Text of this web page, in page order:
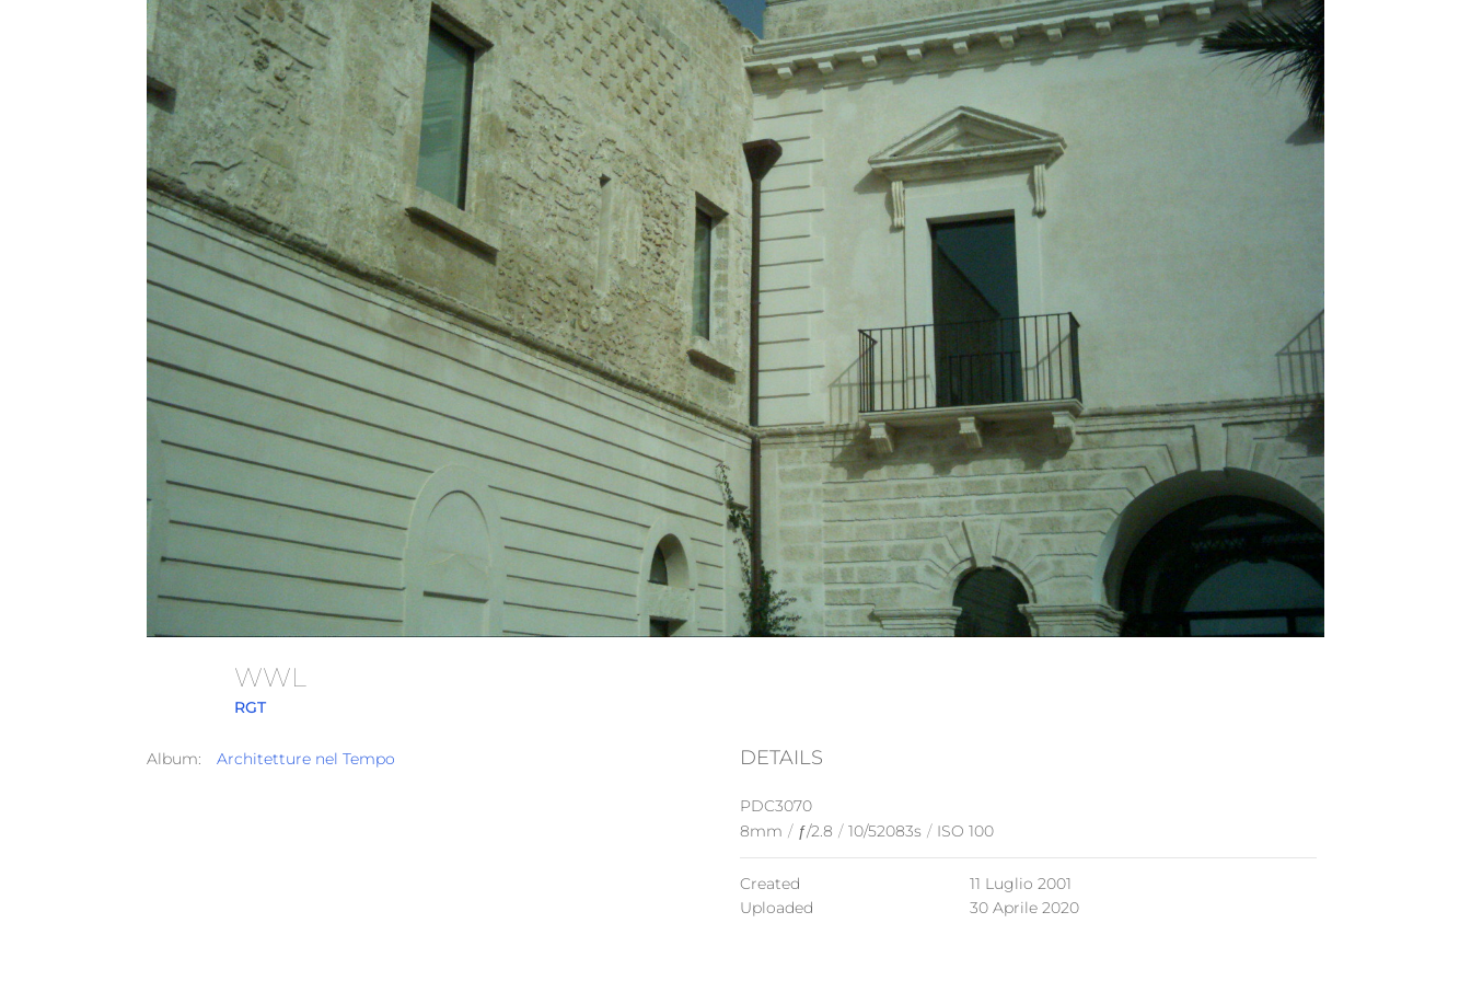
WWL
RGT
Album: Architetture nel Tempo DETAILS
PDC3070
8mm / ƒ/2.8 / 10/52083s / ISO 100
Created
11 Luglio 2001
Uploaded
30 Aprile 2020